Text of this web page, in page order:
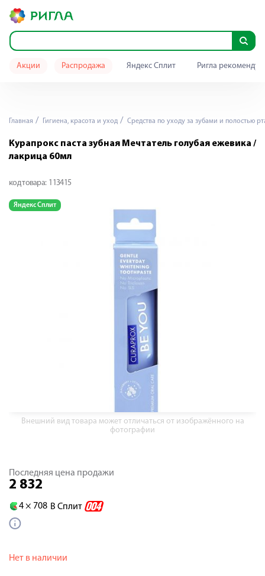
Акции Распродажа Яндекс Сплит Ригла
Главная Гигиена, красота и уход Средства по уходу за зубами и полостью
Курапрокс паста зубная Мечтатель голубая ежевика /
лакрица 60мл
код товара: 113415
Яндекс Сплит
Внешний вид товара может отличаться от изображённого на
фотографии
Последняя цена продажи
2 832
4 × 708 В Сплит
Нет в наличии